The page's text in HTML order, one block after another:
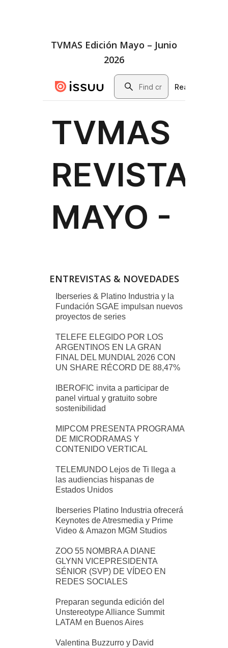
TVMAS Edición Mayo – Junio
2026
ENTREVISTAS & NOVEDADES
Iberseries & Platino Industria y la
Fundación SGAE impulsan nuevos
proyectos de series
TELEFE ELEGIDO POR LOS
ARGENTINOS EN LA GRAN
FINAL DEL MUNDIAL 2026 CON
UN SHARE RÉCORD DE 88,47%
IBEROFIC invita a participar de
panel virtual y gratuito sobre
sostenibilidad
MIPCOM PRESENTA PROGRAMA
DE MICRODRAMAS Y
CONTENIDO VERTICAL
TELEMUNDO Lejos de Ti llega a
las audiencias hispanas de
Estados Unidos
Iberseries Platino Industria ofrecerá
Keynotes de Atresmedia y Prime
Video & Amazon MGM Studios
ZOO 55 NOMBRA A DIANE
GLYNN VICEPRESIDENTA
SÉNIOR (SVP) DE VÍDEO EN
REDES SOCIALES
Preparan segunda edición del
Unstereotype Alliance Summit
LATAM en Buenos Aires
Valentina Buzzurro y David